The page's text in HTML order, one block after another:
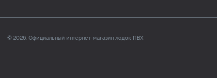
© 2026. Официальный интернет-магазин лодок ПВХ